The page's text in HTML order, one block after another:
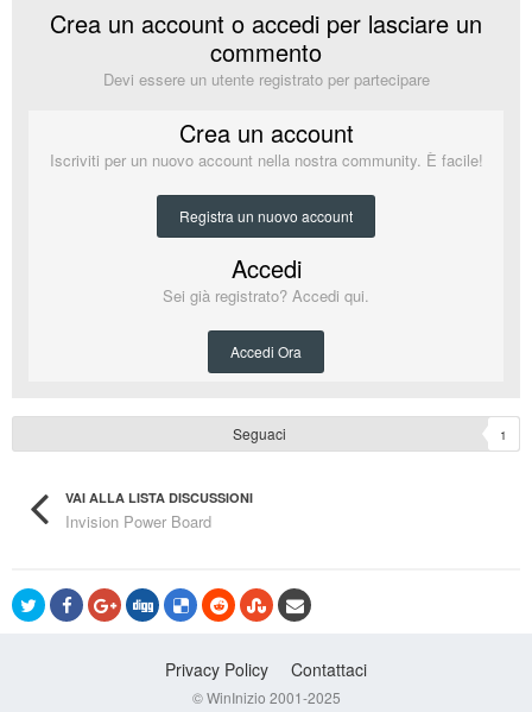
Crea un account o accedi per lasciare un
commento
Devi essere un utente registrato per partecipare
Crea un account
Iscriviti per un nuovo account nella nostra community. È facile!
Registra un nuovo account
Accedi
Sei già registrato? Accedi qui.
Accedi Ora
Seguaci 1
VAI ALLA LISTA DISCUSSIONI
Invision Power Board
Privacy Policy Contattaci
© WinInizio 2001-2025